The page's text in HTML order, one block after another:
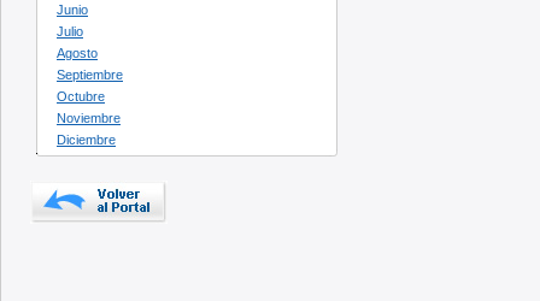
Junio
Julio
Agosto
Septiembre
Octubre
Noviembre
Diciembre